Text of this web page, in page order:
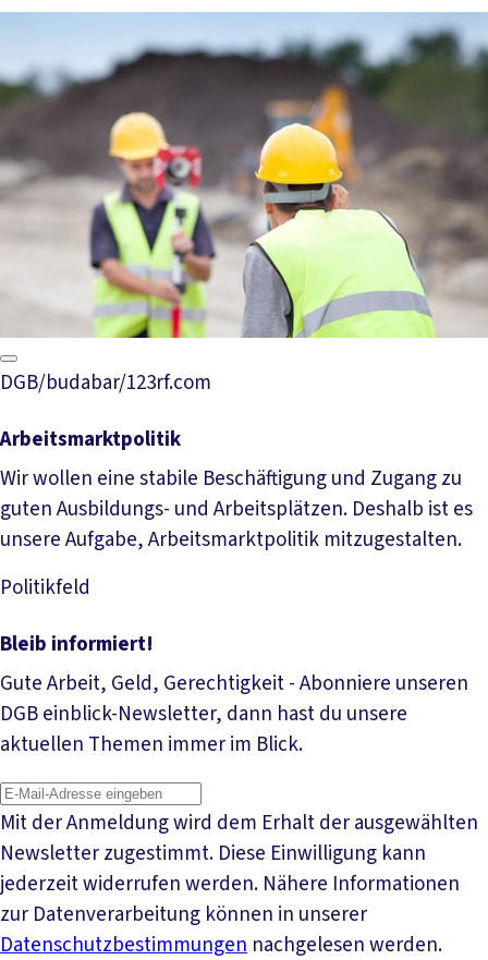
DGB/budabar/123rf.com
Arbeitsmarktpolitik
Wir wollen eine stabile Beschäftigung und Zugang zu
guten Ausbildungs- und Arbeitsplätzen. Deshalb ist es
unsere Aufgabe, Arbeitsmarktpolitik mitzugestalten.
Politikfeld
Mehr lesen
Bleib informiert!
Gute Arbeit, Geld, Gerechtigkeit - Abonniere unseren
DGB einblick-Newsletter, dann hast du unsere
aktuellen Themen immer im Blick.
Mit der Anmeldung wird dem Erhalt der ausgewählten
Newsletter zugestimmt. Diese Einwilligung kann
jederzeit widerrufen werden. Nähere Informationen
zur Datenverarbeitung können in unserer
Datenschutzbestimmungen nachgelesen werden.